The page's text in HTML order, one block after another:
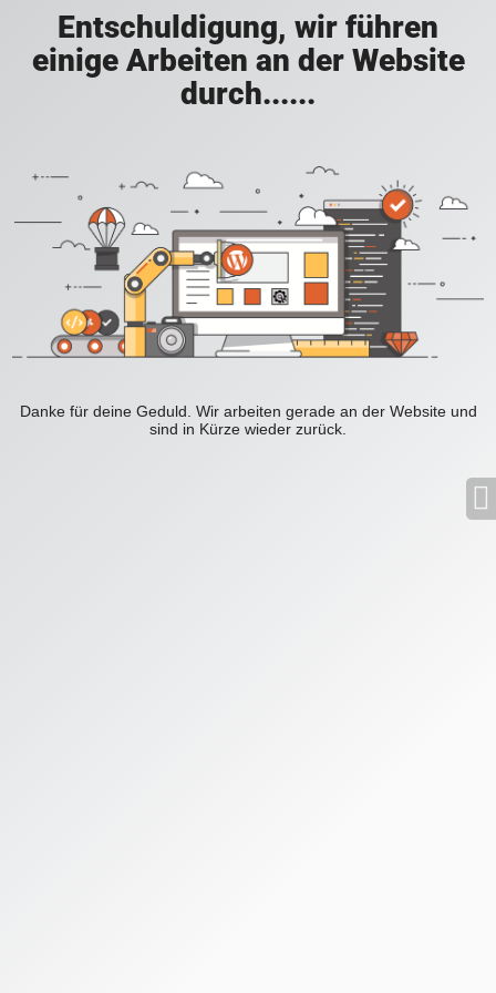
Entschuldigung, wir führen
einige Arbeiten an der Website
durch......
Danke für deine Geduld. Wir arbeiten gerade an der Website und
sind in Kürze wieder zurück.